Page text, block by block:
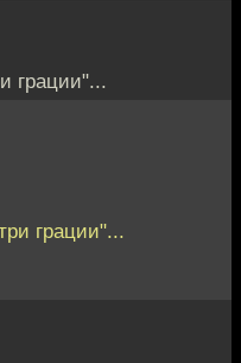
грации"...
грации"...